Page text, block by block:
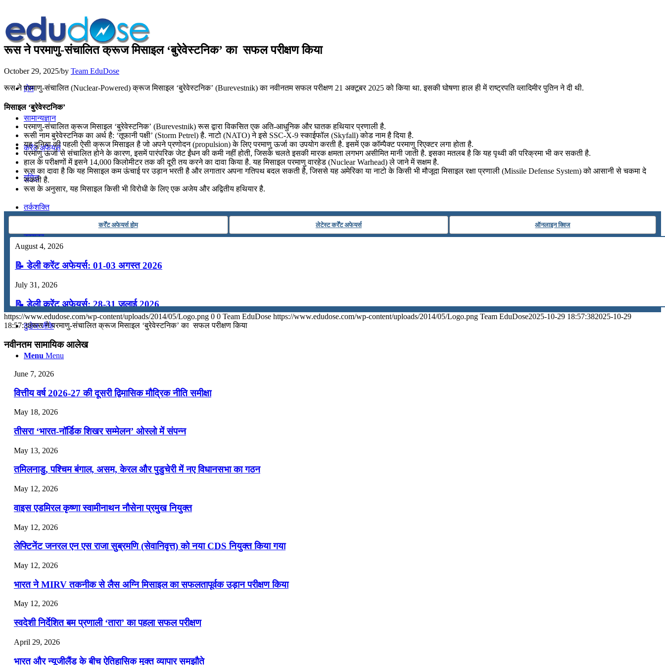
होम
सामान्यज्ञान
करेंट अफेयर्स
गणित
तर्कशक्ति
कंप्यूटर
अंग्रेजी
टुडेज जीके
Menu Menu
रूस ने परमाणु-संचालित क्रूज मिसाइल ‘बुरेवेस्टनिक’ का सफल परीक्षण किया
October 29, 2025/by Team EduDose
रूस ने परमाणु-संचालित (Nuclear-Powered) क्रूज मिसाइल ‘बुरेवेस्टनिक’ (Burevestnik) का नवीनतम सफल परीक्षण 21 अक्टूबर 2025 को किया था. इसकी घोषणा हाल ही में राष्ट्रपति व्लादिमीर पुतिन ने दी थी.
मिसाइल ‘बुरेवेस्टनिक’
परमाणु-संचालित क्रूज मिसाइल ‘बुरेवेस्टनिक’ (Burevestnik) रूस द्वारा विकसित एक अति-आधुनिक और घातक हथियार प्रणाली है.
रूसी नाम बुरेवेस्टनिक का अर्थ है: ‘तूफानी पक्षी’ (Storm Petrel) है. नाटो (NATO) ने इसे SSC-X-9 स्काईफॉल (Skyfall) कोड नाम है दिया है.
यह दुनिया की पहली ऐसी क्रूज मिसाइल है जो अपने प्रणोदन (propulsion) के लिए परमाणु ऊर्जा का उपयोग करती है. इसमें एक कॉम्पैक्ट परमाणु रिएक्टर लगा होता है.
परमाणु ऊर्जा से संचालित होने के कारण, इसमें पारंपरिक जेट ईंधन की कमी नहीं होती, जिसके चलते इसकी मारक क्षमता लगभग असीमित मानी जाती है. इसका मतलब है कि यह पृथ्वी की परिक्रमा भी कर सकती है.
हाल के परीक्षणों में इसने 14,000 किलोमीटर तक की दूरी तय करने का दावा किया है. यह मिसाइल परमाणु वारहेड (Nuclear Warhead) ले जाने में सक्षम है.
रूस का दावा है कि यह मिसाइल कम ऊंचाई पर उड़ान भरती है और लगातार अपना गतिपथ बदल सकती है, जिससे यह अमेरिका या नाटो के किसी भी मौजूदा मिसाइल रक्षा प्रणाली (Missile Defense System) को आसानी से चकमा दे
सकती है.
रूस के अनुसार, यह मिसाइल किसी भी विरोधी के लिए एक अजेय और अद्वितीय हथियार है.
कर्रेंट अफेयर्स होम लेटेस्ट कर्रेंट अफेयर्स ऑनलाइन क्विज
August 4, 2026
📝 डेली करेंट अफेयर्स: 01-03 अगस्त 2026
July 31, 2026
📝 डेली करेंट अफेयर्स: 28-31 जुलाई 2026
July 28, 2026
📝 डेली करेंट अफेयर्स: 25-27 जुलाई 2026
July 25, 2026
📝 डेली करेंट अफेयर्स: 22-24 जुलाई 2026
July 22, 2026
📝 डेली करेंट अफेयर्स: 19-21 जुलाई 2026
July 19, 2026
📝 डेली करेंट अफेयर्स: 16-18 जुलाई 2026
July 16, 2026
📝 डेली करेंट अफेयर्स: 13-15 जुलाई 2026
https://www.edudose.com/wp-content/uploads/2014/05/Logo.png 0 0 Team EduDose https://www.edudose.com/wp-content/uploads/2014/05/Logo.png Team EduDose2025-10-29 18:57:382025-10-29
18:57:38रूस ने परमाणु-संचालित क्रूज मिसाइल ‘बुरेवेस्टनिक’ का सफल परीक्षण किया
नवीनतम सामायिक आलेख
June 7, 2026
वित्तीय वर्ष 2026-27 की दूसरी द्विमासिक मौद्रिक नीति समीक्षा
May 18, 2026
तीसरा ‘भारत-नॉर्डिक शिखर सम्मेलन’ ओस्लो में संपन्न
May 13, 2026
तमिलनाडु, पश्चिम बंगाल, असम, केरल और पुडुचेरी में नए विधानसभा का गठन
May 12, 2026
वाइस एडमिरल कृष्णा स्वामीनाथन नौसेना प्रमुख नियुक्त
May 12, 2026
लेफ्टिनेंट जनरल एन एस राजा सुब्रमणि (सेवानिवृत्त) को नया CDS नियुक्त किया गया
May 12, 2026
भारत ने MIRV तकनीक से लैस अग्नि मिसाइल का सफलतापूर्वक उड़ान परीक्षण किया
May 12, 2026
स्वदेशी निर्देशित बम प्रणाली ‘तारा’ का पहला सफल परीक्षण
April 29, 2026
भारत और न्यूजीलैंड के बीच ऐतिहासिक मुक्त व्यापार समझौते